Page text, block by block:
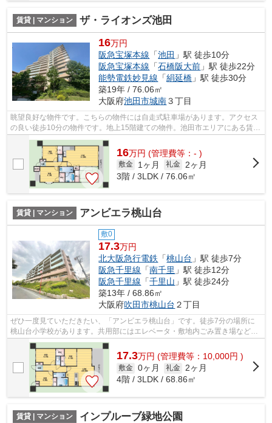
賃貸 | マンション ザ・ライオンズ池田
16万円
阪急宝塚本線 「池田 」駅 徒歩10分
阪急宝塚本線 「石橋阪大前 」駅 徒歩22分
能勢電鉄妙見線 「絹延橋 」駅 徒歩30分
築19年 / 76.06㎡
大阪府池田市城南３丁目
眺望良好な物件です。こちらの物件には自走式駐車場があります。アクセス
の良い徒歩10分の物件です。地上15階建ての物件。池田市エリアにある賃貸
情報のことなら、地域に密着した当社...
16万円 (管理費等：- )
敷金 1ヶ月 礼金
2ヶ月
3階 / 3LDK / 76.06㎡
賃貸 | マンション アンビエラ桃山台
敷0
17.3万円
北大阪急行電鉄 「桃山台 」駅 徒歩7分
阪急千里線 「南千里 」駅 徒歩12分
阪急千里線 「千里山 」駅 徒歩24分
築13年 / 68.86㎡
大阪府吹田市桃山台 ２丁目
ぜひ一度見ていただきたい、「アンビエラ桃山台」です。徒歩7分の場所に
桃山台小学校があります。共用部にはエレベータ・敷地内ごみ置き場などが
揃っております。眺望良好な物件です。...
17.3万円 (管理費等：10,000円 )
敷金 0ヶ月 礼金 2ヶ月
4階 / 3LDK / 68.86㎡
賃貸 | マンション インプルーブ緑地公園